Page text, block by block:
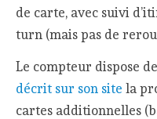
de carte, avec suivi
turn (mais pas de
Le compteur dispose
décrit sur son site la
cartes additionnelles